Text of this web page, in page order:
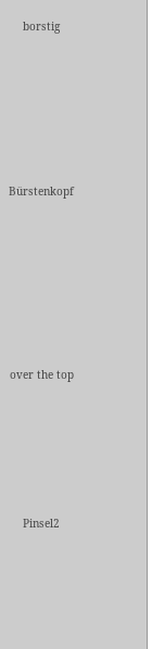
borstig
Bürstenkopf
over the top
Pinsel2